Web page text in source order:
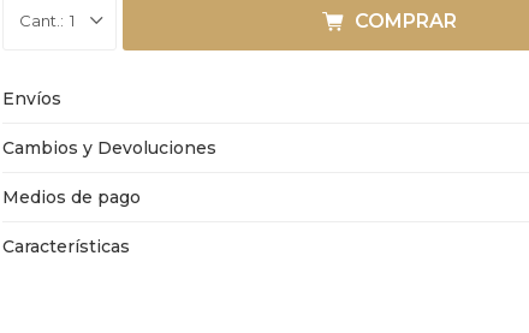
1 COMPRAR
Envíos
Cambios y Devoluciones
Medios de pago
Características